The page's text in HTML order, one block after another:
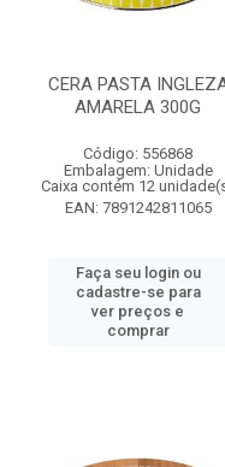
CERA PASTA
AMARELA 300G
Código: 556868
Embalagem: Unidade
Caixa contém 12
EAN: 7891242811065
Faça seu login ou
cadastre-se para
ver preços e
comprar